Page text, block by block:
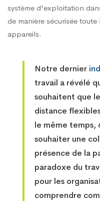
système d'exploitation
de manière sécurisée
appareils.
Notre dernier
travail a révélé
souhaitent que
distance
le même temps,
souhaiter une
présence de la
paradoxe du
pour les
comprendre